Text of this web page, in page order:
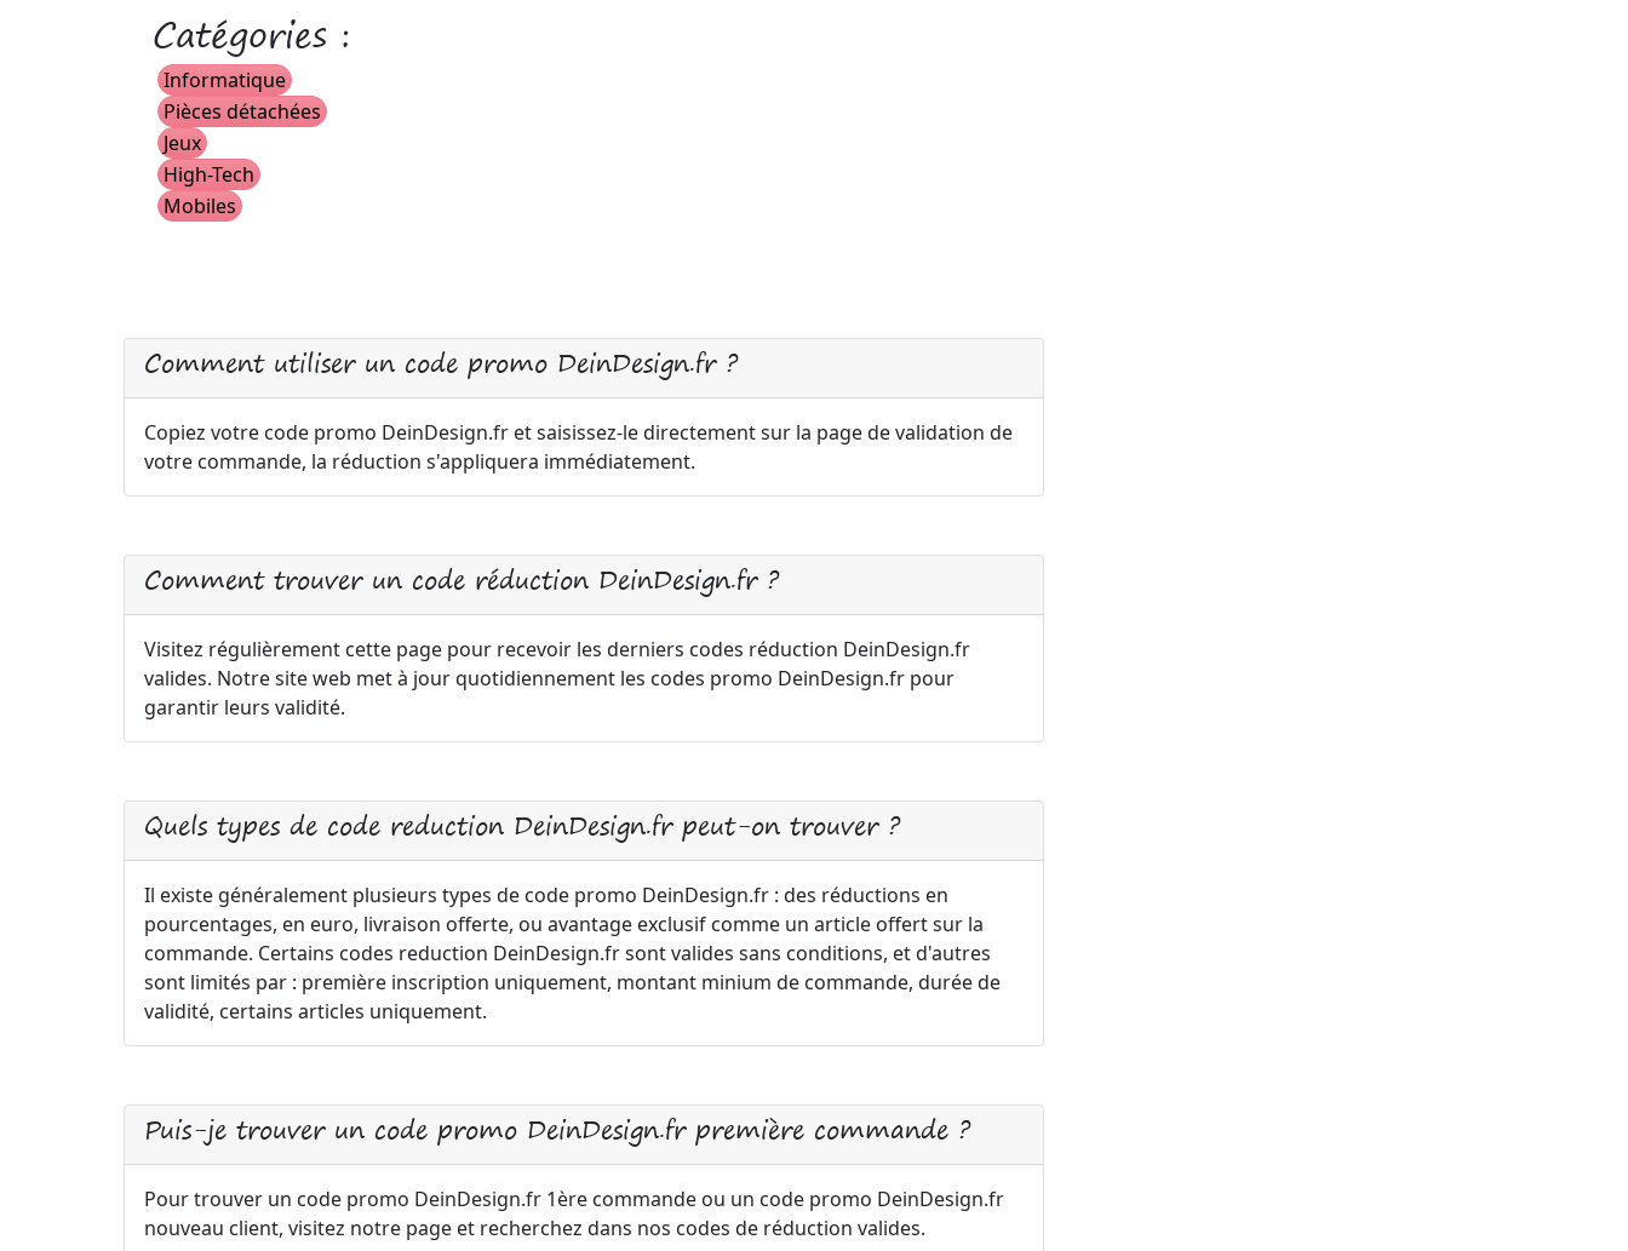
Catégories :
Informatique
Pièces détachées
Jeux
High-Tech
Mobiles
Comment utiliser un code promo DeinDesign.fr ?
Copiez votre code promo DeinDesign.fr et saisissez-le directement sur la page de validation de
votre commande, la réduction s'appliquera immédiatement.
Comment trouver un code réduction DeinDesign.fr ?
Visitez régulièrement cette page pour recevoir les derniers codes réduction DeinDesign.fr
valides. Notre site web met à jour quotidiennement les codes promo DeinDesign.fr pour
garantir leurs validité.
Quels types de code reduction DeinDesign.fr peut-on trouver ?
Il existe généralement plusieurs types de code promo DeinDesign.fr : des réductions en
pourcentages, en euro, livraison offerte, ou avantage exclusif comme un article offert sur la
commande. Certains codes reduction DeinDesign.fr sont valides sans conditions, et d'autres
sont limités par : première inscription uniquement, montant minium de commande, durée de
validité, certains articles uniquement.
Puis-je trouver un code promo DeinDesign.fr première commande ?
Pour trouver un code promo DeinDesign.fr 1ère commande ou un code promo DeinDesign.fr
nouveau client, visitez notre page et recherchez dans nos codes de réduction valides.